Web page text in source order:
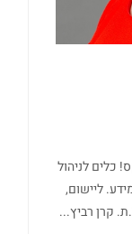
כלים לניהול
ליישום,
קרן רביץ...